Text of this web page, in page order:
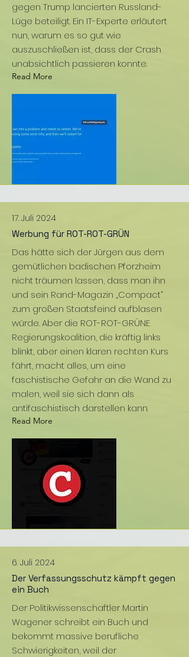
gegen Trump lancierten Russland-
Lüge beteiligt. Ein IT-Experte erläutert
nun, warum es so gut wie
auszuschließen ist, dass der Crash
unabsichtlich passieren konnte.
Read More
17. Juli 2024
Werbung für ROT-ROT-GRÜN
Das hätte sich der Jürgen aus dem
gemütlichen badischen Pforzheim
nicht träumen lassen, dass man ihn
und sein Rand-Magazin „Compact“
zum großen Staatsfeind aufblasen
würde. Aber die ROT-ROT-GRÜNE
Regierungskoalition, die kräftig links
blinkt, aber einen klaren rechten Kurs
fährt, macht alles, um eine
faschistische Gefahr an die Wand zu
malen, weil sie sich dann als
antifaschistisch darstellen kann.
Read More
6. Juli 2024
Der Verfassungsschutz kämpft gegen
ein Buch
Der Politikwissenschaftler Martin
Wagener schreibt ein Buch und
bekommt massive berufliche
Schwierigkeiten, weil der